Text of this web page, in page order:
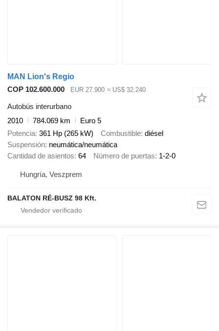
MAN Lion's Regio
COP 102.600.000
EUR 27.900 ≈ US$ 32.240
Autobús interurbano
2010
784.069 km
Euro 5
Potencia 361 Hp (265 kW) Combustible diésel
Suspensión neumática/neumática
Cantidad de asientos 64 Número de puertas 1-2-0
Hungría, Veszprem
BALATON RÉ-BUSZ 98 Kft.